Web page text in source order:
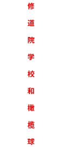
修
道
院
学
校
和
橄
榄
球